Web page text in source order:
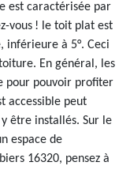
est caractérisée par
vous ! le toit plat est
inférieure à 5°. Ceci
En général, les
pour pouvoir profiter
accessible peut
être installés. Sur le
espace de
16320, pensez à